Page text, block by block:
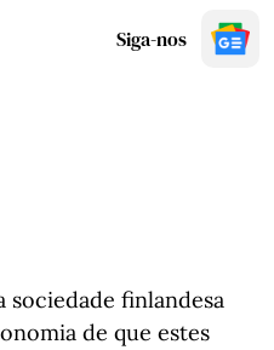
Siga-nos
sociedade finlandesa
de que estes